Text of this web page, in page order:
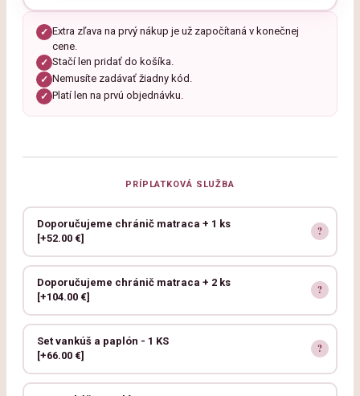
✓ Extra zľava na prvý nákup je už započítaná v konečnej
cene.
✓ Stačí len pridať do košíka.
✓ Nemusíte zadávať žiadny kód.
✓ Platí len na prvú objednávku.
PRÍPLATKOVÁ SLUŽBA
Doporučujeme chránič matraca + 1 ks
[+52.00 €]
Doporučujeme chránič matraca + 2 ks
[+104.00 €]
Set vankúš a paplón - 1 KS
[+66.00 €]